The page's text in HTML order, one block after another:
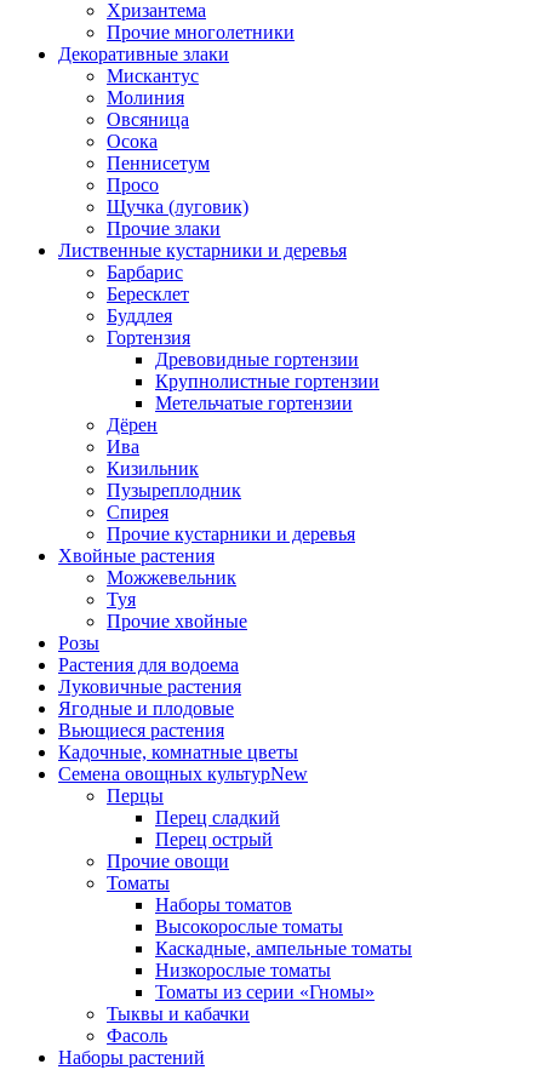
Хризантема
Прочие многолетники
Декоративные злаки
Мискантус
Молиния
Овсяница
Осока
Пеннисетум
Просо
Щучка (луговик)
Прочие злаки
Лиственные кустарники и деревья
Барбарис
Бересклет
Буддлея
Гортензия
Древовидные гортензии
Крупнолистные гортензии
Метельчатые гортензии
Дёрен
Ива
Кизильник
Пузыреплодник
Спирея
Прочие кустарники и деревья
Хвойные растения
Можжевельник
Туя
Прочие хвойные
Розы
Растения для водоема
Луковичные растения
Ягодные и плодовые
Вьющиеся растения
Кадочные, комнатные цветы
Семена овощных культурNew
Перцы
Перец сладкий
Перец острый
Прочие овощи
Томаты
Наборы томатов
Высокорослые томаты
Каскадные, ампельные томаты
Низкорослые томаты
Томаты из серии «Гномы»
Тыквы и кабачки
Фасоль
Наборы растений